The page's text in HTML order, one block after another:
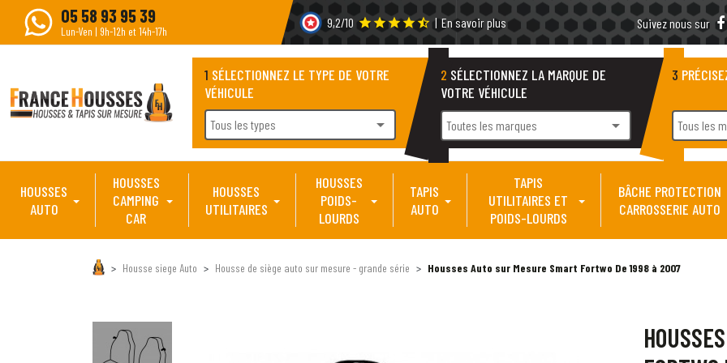
05 58 93 95 39
Lun-Ven | 9h-12h et 14h-17h
9,2/10 star starstarstarstar_half | En savoir plus Suivez nous sur
1 SÉLECTIONNEZ LE TYPE DE VOTRE
VÉHICULE
Tous les types arrow_drop_down
2 SÉLECTIONNEZ LA MARQUE DE
VOTRE VÉHICULE
Toutes les marques arrow_drop_down
3
Tous les
HOUSSES
AUTO
HOUSSES
CAMPING
CAR
HOUSSES
UTILITAIRES
HOUSSES
POIDS-
LOURDS
TAPIS
AUTO
TAPIS
UTILITAIRES ET
POIDS-LOURDS
BÂCHE PROTECTION
CARROSSERIE AUTO
Housse siege Auto Housse de siège auto sur mesure - grande série Housses Auto sur Mesure Smart Fortwo De 1998 à 2007